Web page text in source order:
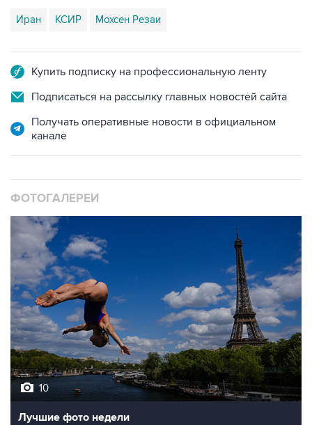
Подписаться на рассылку главных новостей сайта
Получать оперативные новости в официальном
10
Лучшие фото недели